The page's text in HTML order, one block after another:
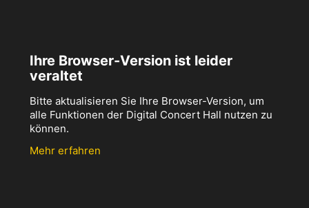
Ihre Browser-Version ist leider
veraltet
Bitte aktualisieren Sie Ihre Browser-Version, um
alle Funktionen der Digital Concert Hall nutzen zu
können.
Mehr erfahren